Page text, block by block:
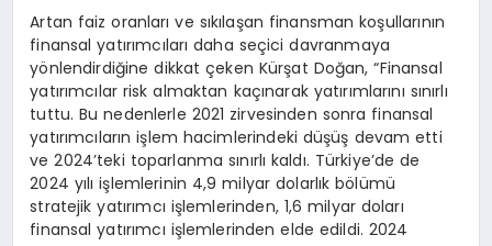
Artan faiz oranları ve sıkılaşan finansman koşullarının
finansal yatırımcıları daha seçici davranmaya
yönlendirdiğine dikkat çeken Kürşat Doğan, “Finansal
yatırımcılar risk almaktan kaçınarak yatırımlarını sınırlı
tuttu. Bu nedenlerle 2021 zirvesinden sonra finansal
yatırımcıların işlem hacimlerindeki düşüş devam etti
ve 2024’teki toparlanma sınırlı kaldı. Türkiye’de de
2024 yılı işlemlerinin 4,9 milyar dolarlık bölümü
stratejik yatırımcı işlemlerinden, 1,6 milyar doları
finansal yatırımcı işlemlerinden elde edildi. 2024